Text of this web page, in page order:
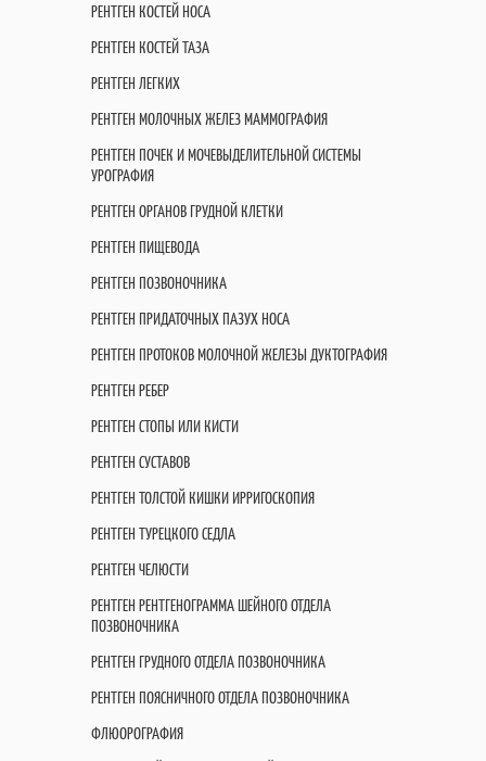
РЕНТГЕН КОСТЕЙ НОСА
РЕНТГЕН КОСТЕЙ ТАЗА
РЕНТГЕН ЛЕГКИХ
РЕНТГЕН МОЛОЧНЫХ ЖЕЛЕЗ МАММОГРАФИЯ
РЕНТГЕН ПОЧЕК И МОЧЕВЫДЕЛИТЕЛЬНОЙ СИСТЕМЫ
УРОГРАФИЯ
РЕНТГЕН ОРГАНОВ ГРУДНОЙ КЛЕТКИ
РЕНТГЕН ПИЩЕВОДА
РЕНТГЕН ПОЗВОНОЧНИКА
РЕНТГЕН ПРИДАТОЧНЫХ ПАЗУХ НОСА
РЕНТГЕН ПРОТОКОВ МОЛОЧНОЙ ЖЕЛЕЗЫ ДУКТОГРАФИЯ
РЕНТГЕН РЕБЕР
РЕНТГЕН СТОПЫ ИЛИ КИСТИ
РЕНТГЕН СУСТАВОВ
РЕНТГЕН ТОЛСТОЙ КИШКИ ИРРИГОСКОПИЯ
РЕНТГЕН ТУРЕЦКОГО СЕДЛА
РЕНТГЕН ЧЕЛЮСТИ
РЕНТГЕН РЕНТГЕНОГРАММА ШЕЙНОГО ОТДЕЛА
ПОЗВОНОЧНИКА
РЕНТГЕН ГРУДНОГО ОТДЕЛА ПОЗВОНОЧНИКА
РЕНТГЕН ПОЯСНИЧНОГО ОТДЕЛА ПОЗВОНОЧНИКА
ФЛЮОРОГРАФИЯ